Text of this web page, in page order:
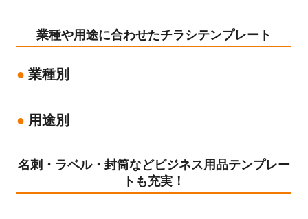
業種や用途に合わせたチラシテンプレート
業種別
用途別
名刺・ラベル・封筒などビジネス用品テンプレー
トも充実！